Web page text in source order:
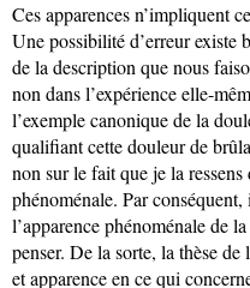
Ces apparences n’impliquent
Une possibilité d’erreur existe
de la description que nous
non dans l’expérience elle-
l’exemple canonique de la
qualifiant cette douleur de
non sur le fait que je la ressens
phénoménale. Par
l’apparence phénoménale de
penser. De la sorte, la thèse
et apparence en ce qui